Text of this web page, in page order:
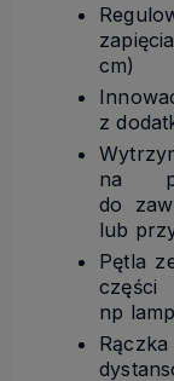
cm)
z
na
do
lub
Pętla
części
np